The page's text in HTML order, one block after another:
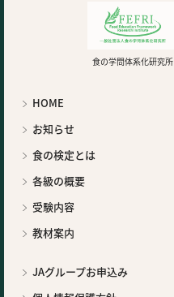
食の学問体系化研究所
HOME
お知らせ
食の検定とは
各級の概要
受験内容
教材案内
JAグループお申込み